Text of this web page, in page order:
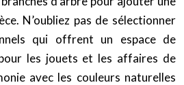
N’oubliez pas de sélectionner
qui offrent un espace de
les jouets et les affaires de
avec les couleurs naturelles